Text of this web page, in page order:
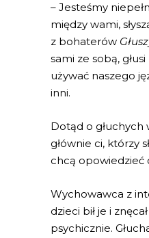
– Jesteśmy
między wami,
z bohaterów
sami ze sobą,
używać naszego
inni.
Dotąd o głuchych
głównie ci, którzy
chcą opowiedzieć
Wychowawca z
dzieci bił je i
psychicznie.